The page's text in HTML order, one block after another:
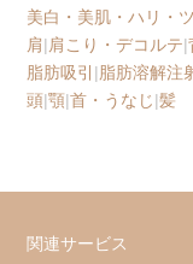
美白・美肌・ハリ・
肩|肩こり・デコルテ|
脂肪吸引 |脂肪溶解注
頭|顎|首・うなじ|髪
関連サービス